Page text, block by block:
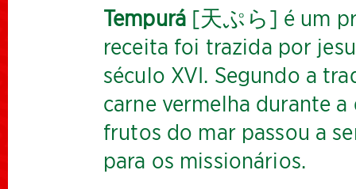
Tempurá[天ぷら] é um
receita foi trazida por
século XVI. Segundo a
carne vermelha durante
frutos do mar passou a
para os missionários.